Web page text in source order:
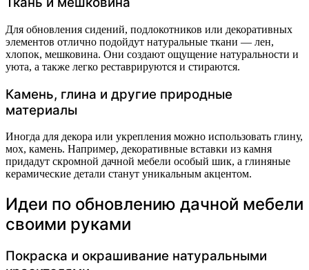
Для обновления сидений, подлокотников или декоративных
элементов отлично подойдут натуральные ткани — лен,
хлопок, мешковина. Они создают ощущение натуральности и
уюта, а также легко реставрируются и стираются.
Камень, глина и другие природные
материалы
Иногда для декора или укрепления можно использовать глину,
мох, камень. Например, декоративные вставки из камня
придадут скромной дачной мебели особый шик, а глиняные
керамические детали станут уникальным акцентом.
Идеи по обновлению дачной мебели
своими руками
Покраска и окрашивание натуральными